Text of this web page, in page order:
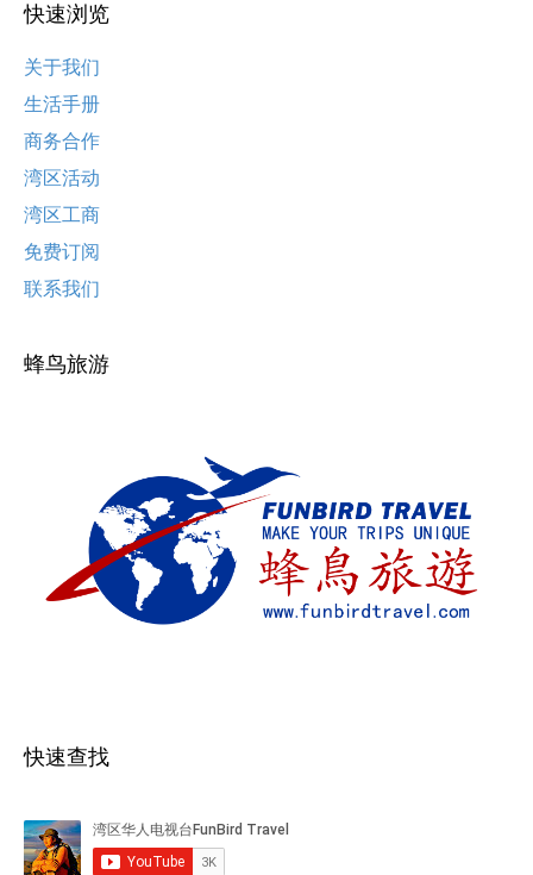
快速浏览
关于我们
生活手册
商务合作
湾区活动
湾区工商
免费订阅
联系我们
蜂鸟旅游
快速查找